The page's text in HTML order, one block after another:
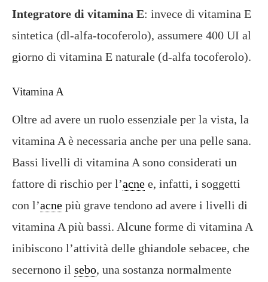
Integratore di vitamina E: invece di vitamina E
sintetica (dl-alfa-tocoferolo), assumere 400 UI al
giorno di vitamina E naturale (d-alfa tocoferolo).
Vitamina A
Oltre ad avere un ruolo essenziale per la vista, la
vitamina A è necessaria anche per una pelle sana.
Bassi livelli di vitamina A sono considerati un
fattore di rischio per l’acne e, infatti, i soggetti
con l’acne più grave tendono ad avere i livelli di
vitamina A più bassi. Alcune forme di vitamina A
inibiscono l’attività delle ghiandole sebacee, che
secernono il sebo, una sostanza normalmente